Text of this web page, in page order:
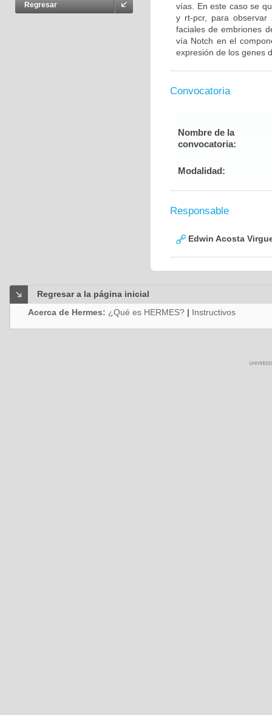
Regresar
vías. En este caso se
y rt-pcr, para observar
faciales de embriones
vía Notch en el
expresión de los genes
Convocatoria
Nombre de la
convocatoria:
Modalidad:
Responsable
Edwin Acosta
Regresar a la página inicial
Acerca de Hermes: ¿Qué es HERMES? | Instructivos